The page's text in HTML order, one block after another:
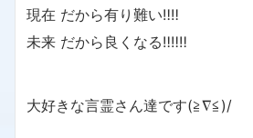
現在 だから有り難い‼️‼️
未来 だから良くなる‼️‼️‼️
大好きな言霊さん達です(≧∇≦)/